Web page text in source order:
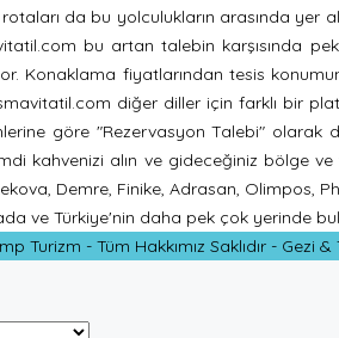
rotaları da bu yolculukların arasında
bu artan talebin karşısında
Konaklama fiyatlarından tesis
diğer diller için farklı bir
göre "Rezervasyon Talebi" olarak
kahvenizi alın ve gideceğiniz bölge ve
Demre, Finike, Adrasan, Olimpos,
ve Türkiye'nin daha pek çok yerinde
Turizm - Tüm Hakkımız Saklıdır - Gezi